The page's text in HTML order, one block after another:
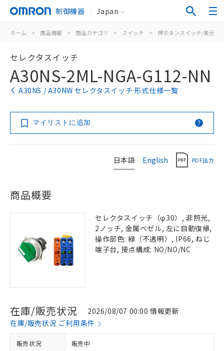
制御機器 Japan
ホーム > 商品情報 > 商品カテゴリ > スイッチ > 押ボタンスイッチ/表示灯
セレクタスイッチ
A30NS-2ML-NGA-G112-NN
A30NS / A30NW セレクタスイッチ 形式仕様一覧
マイリストに追加
日本語 English PDF出力
商品概要
セレクタスイッチ（φ30）, 非照光,
2ノッチ, 金属ベゼル, 左に自動復帰,
操作部色: 緑（不透明）, IP66, ねじ
端子台, 接点構成: NO/NO/NC
在庫/販売状況
2026/08/07 00:00 情報更新
在庫/販売状況 ご利用条件
販売状況 販売中